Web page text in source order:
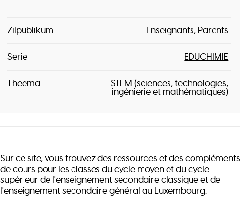
Zilpublikum Enseignants Parents
Serie EDUCHIMIE
Theema STEM (sciences, technologies,
ingénierie et mathématiques)
Sur ce site, vous trouvez des ressources et des compléments
de cours pour les classes du cycle moyen et du cycle
supérieur de l'enseignement secondaire classique et de
l'enseignement secondaire général au Luxembourg.